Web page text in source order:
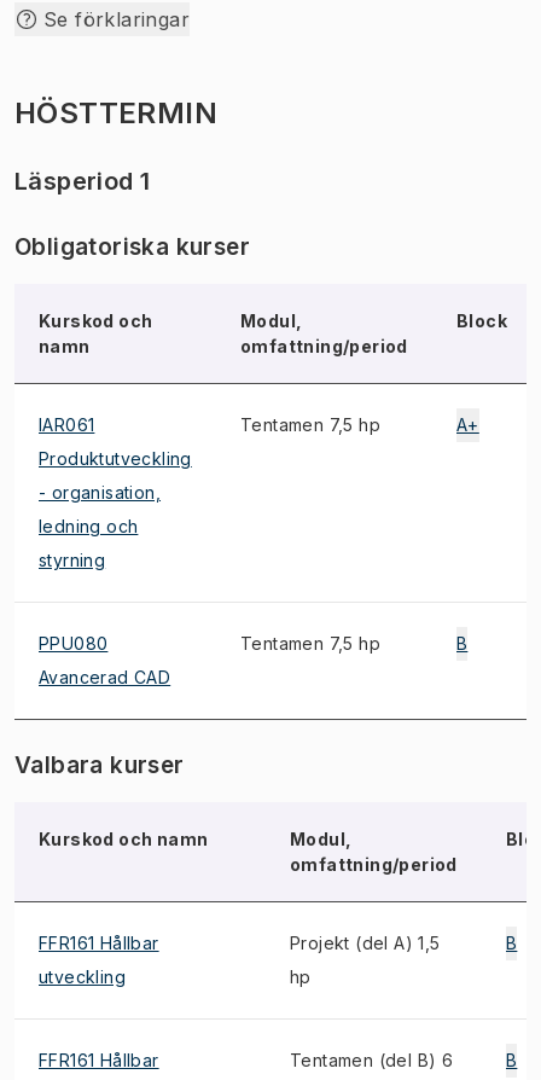
Se förklaringar
HÖSTTERMIN
Läsperiod 1
Obligatoriska kurser
Kurskod och
namn
Modul,
omfattning/period
Block
IAR061
Produktutveckling
- organisation,
ledning och
styrning
Tentamen 7,5 hp A+
PPU080
Avancerad CAD
Tentamen 7,5 hp B
Valbara kurser
Kurskod och namn
Modul,
omfattning/period
FFR161 Hållbar
utveckling
Projekt (del A) 1,5
hp
B
FFR161 Hållbar
Tentamen (del B) 6
B